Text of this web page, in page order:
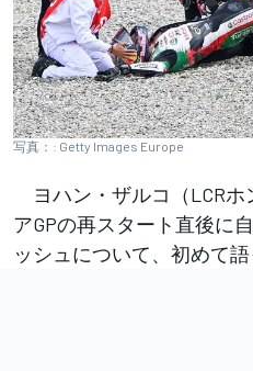
写真：: Getty Images Europe
ヨハン・ザルコ（LCRホ
アGPの再スタート直後に
ッシュについて、初めて語